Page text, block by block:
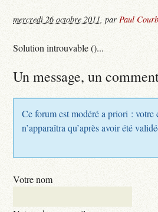
mercredi 26 octobre 2011,parPaul
Solution introuvable ()...
Un message, un
Ce forum est modéré a priori : votre
n’apparaîtra qu’après avoir été
Votre nom